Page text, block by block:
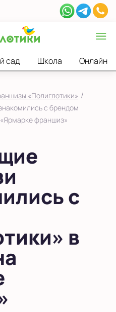
сад Школа Онлайн
«Полиглотики» /
с брендом
франшиз»
с
в